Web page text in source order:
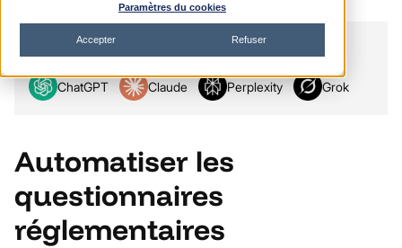
Paramètres du cookies
Accepter Refuser
Résumer cet article avec :
ChatGPT Claude Perplexity Grok
Automatiser les
questionnaires
réglementaires